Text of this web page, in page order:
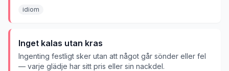
idiom
Inget kalas utan kras
Ingenting festligt sker utan att något går sönder eller fel
— varje glädje har sitt pris eller sin nackdel.